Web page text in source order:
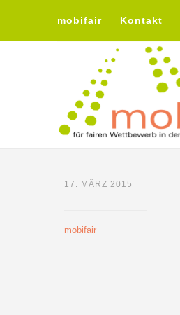
mobifair Kontakt
17. MÄRZ 2015
mobifair